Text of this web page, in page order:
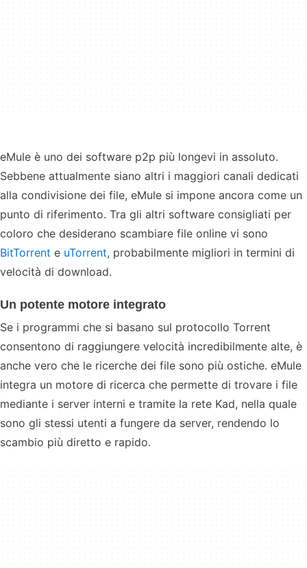
eMule è uno dei software p2p più longevi in assoluto.
Sebbene attualmente siano altri i maggiori canali dedicati
alla condivisione dei file, eMule si impone ancora come un
punto di riferimento. Tra gli altri software consigliati per
coloro che desiderano scambiare file online vi sono
BitTorrent e uTorrent, probabilmente migliori in termini di
velocità di download.
Un potente motore integrato
Se i programmi che si basano sul protocollo Torrent
consentono di raggiungere velocità incredibilmente alte, è
anche vero che le ricerche dei file sono più ostiche. eMule
integra un motore di ricerca che permette di trovare i file
mediante i server interni e tramite la rete Kad, nella quale
sono gli stessi utenti a fungere da server, rendendo lo
scambio più diretto e rapido.